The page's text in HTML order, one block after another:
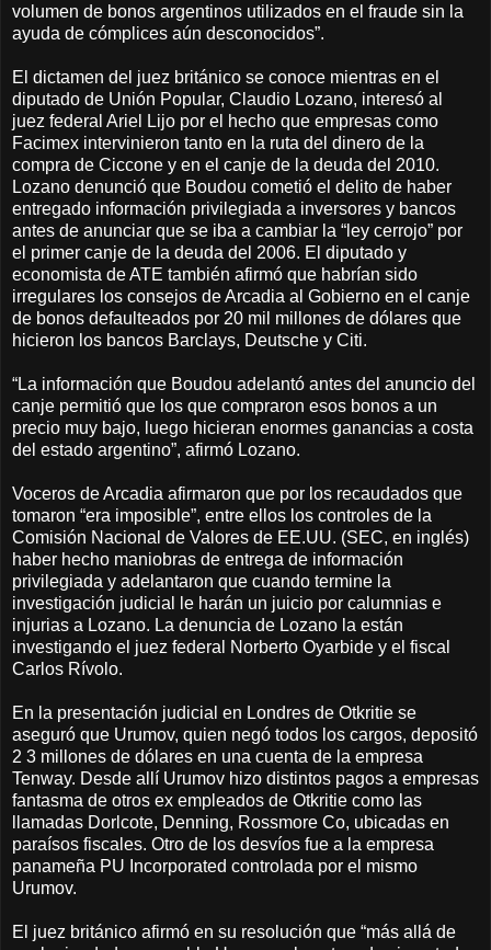
volumen de bonos argentinos utilizados en el fraude sin la
ayuda de cómplices aún desconocidos”.
El dictamen del juez británico se conoce mientras en el
diputado de Unión Popular, Claudio Lozano, interesó al
juez federal Ariel Lijo por el hecho que empresas como
Facimex intervinieron tanto en la ruta del dinero de la
compra de Ciccone y en el canje de la deuda del 2010.
Lozano denunció que Boudou cometió el delito de haber
entregado información privilegiada a inversores y bancos
antes de anunciar que se iba a cambiar la “ley cerrojo” por
el primer canje de la deuda del 2006. El diputado y
economista de ATE también afirmó que habrían sido
irregulares los consejos de Arcadia al Gobierno en el canje
de bonos defaulteados por 20 mil millones de dólares que
hicieron los bancos Barclays, Deutsche y Citi.
“La información que Boudou adelantó antes del anuncio del
canje permitió que los que compraron esos bonos a un
precio muy bajo, luego hicieran enormes ganancias a costa
del estado argentino”, afirmó Lozano.
Voceros de Arcadia afirmaron que por los recaudados que
tomaron “era imposible”, entre ellos los controles de la
Comisión Nacional de Valores de EE.UU. (SEC, en inglés)
haber hecho maniobras de entrega de información
privilegiada y adelantaron que cuando termine la
investigación judicial le harán un juicio por calumnias e
injurias a Lozano. La denuncia de Lozano la están
investigando el juez federal Norberto Oyarbide y el fiscal
Carlos Rívolo.
En la presentación judicial en Londres de Otkritie se
aseguró que Urumov, quien negó todos los cargos, depositó
2 3 millones de dólares en una cuenta de la empresa
Tenway. Desde allí Urumov hizo distintos pagos a empresas
fantasma de otros ex empleados de Otkritie como las
llamadas Dorlcote, Denning, Rossmore Co, ubicadas en
paraísos fiscales. Otro de los desvíos fue a la empresa
panameña PU Incorporated controlada por el mismo
Urumov.
El juez británico afirmó en su resolución que “más allá de